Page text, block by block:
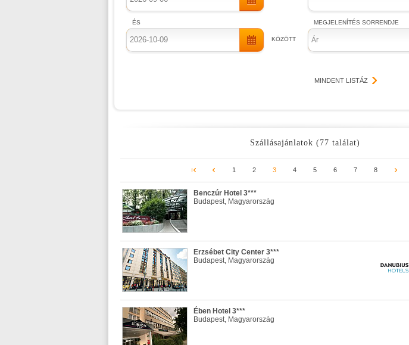
ÉS
KÖZÖTT
MEGJELENÍTÉS SORRENDJE
Ár
MINDENT LISTÁZ
Szállásajánlatok (77 találat)
1 2 3 4 5 6 7 8
Benczúr Hotel 3***
Budapest, Magyarország
Erzsébet City Center 3***
Budapest, Magyarország
Ében Hotel 3***
Budapest, Magyarország